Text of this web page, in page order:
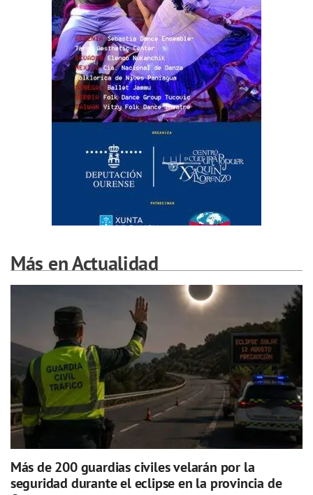
Más en Actualidad
Más de 200 guardias civiles velarán por la
seguridad durante el eclipse en la provincia de